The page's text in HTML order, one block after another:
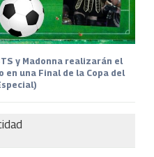
y Madonna realizarán el
una Final de la Copa del